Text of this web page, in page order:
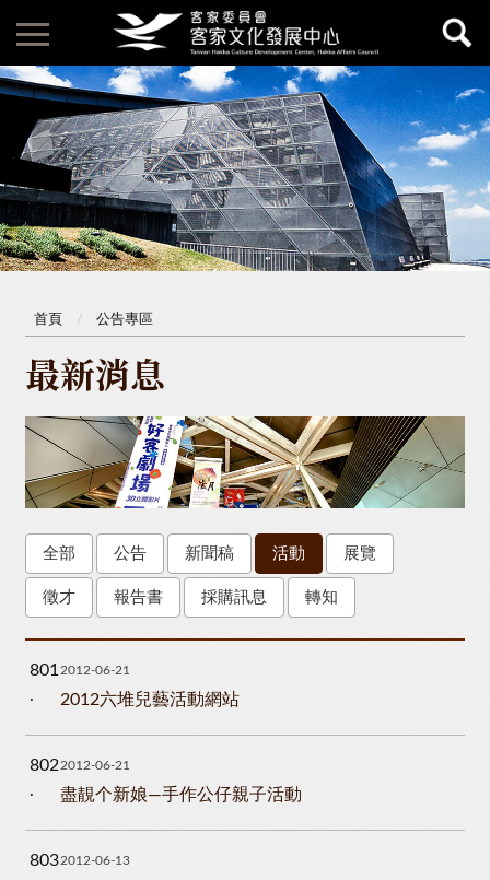
首頁 公告專區
最新消息
全部 公告 新聞稿 活動 展覽
徵才 報告書 採購訊息 轉知
8012012-06-21
2012六堆兒藝活動網站
8022012-06-21
盡靚个新娘—手作公仔親子活動
8032012-06-13